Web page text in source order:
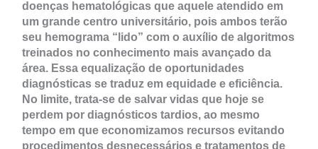
doenças hematológicas que aquele atendido em
um grande centro universitário, pois ambos terão
seu hemograma “lido” com o auxílio de algoritmos
treinados no conhecimento mais avançado da
área. Essa equalização de oportunidades
diagnósticas se traduz em equidade e eficiência.
No limite, trata-se de salvar vidas que hoje se
perdem por diagnósticos tardios, ao mesmo
tempo em que economizamos recursos evitando
procedimentos desnecessários e tratamentos de